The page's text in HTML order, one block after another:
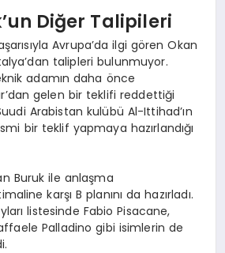
Diğer Talipileri
Avrupa’da ilgi gören Okan
talipleri bulunmuyor.
adamın daha önce
gelen bir teklifi reddettiği
Arabistan kulübü Al-Ittihad’ın
bir teklif yapmaya hazırlandığı
Buruk ile anlaşma
karşı B planını da hazırladı.
listesinde Fabio Pisacane,
Palladino gibi isimlerin de